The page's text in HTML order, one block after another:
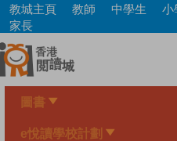
Skip
main
content
教城主頁 教師 中學生
小
家長
圖書
e悅讀學校計劃